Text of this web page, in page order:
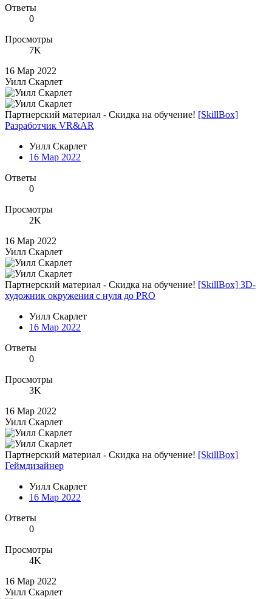
Ответы
0
Просмотры
7K
16 Мар 2022
Уилл Скарлет
Партнерский материал - Скидка на обучение! [SkillBox]
Разработчик VR&AR
Уилл Скарлет
16 Мар 2022
Ответы
0
Просмотры
2K
16 Мар 2022
Уилл Скарлет
Партнерский материал - Скидка на обучение! [SkillBox] 3D-
художник окружения с нуля до PRO
Уилл Скарлет
16 Мар 2022
Ответы
0
Просмотры
3K
16 Мар 2022
Уилл Скарлет
Партнерский материал - Скидка на обучение! [SkillBox]
Геймдизайнер
Уилл Скарлет
16 Мар 2022
Ответы
0
Просмотры
4K
16 Мар 2022
Уилл Скарлет